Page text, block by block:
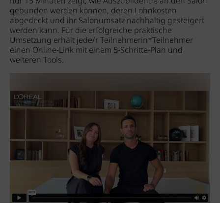
gebunden werden können, deren Lohnkosten
abgedeckt und ihr Salonumsatz nachhaltig gesteigert
werden kann. Für die erfolgreiche praktische
Umsetzung erhält jede/r Teilnehmerin*Teilnehmer
einen Online-Link mit einem 5-Schritte-Plan und
weiteren Tools.